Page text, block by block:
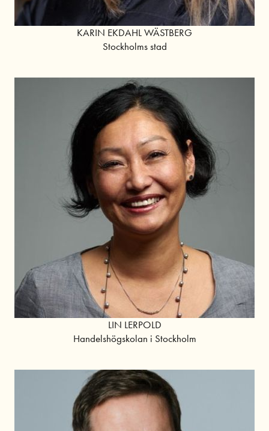
KARIN EKDAHL WÄSTBERG
Stockholms stad
LIN LERPOLD
Handelshögskolan i Stockholm